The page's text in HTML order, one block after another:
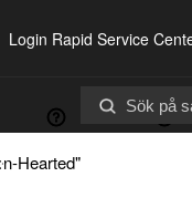
Login Rapid Service
Kontakt
Hearted"